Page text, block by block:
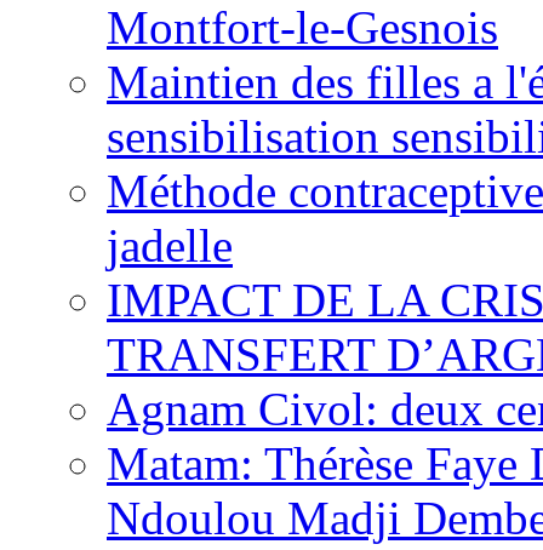
Montfort-le-Gesnois
Maintien des filles a
sensibilisation
Méthode
jadelle
IMPACT DE LA
TRANSFERT
Agnam Civol: deux
Matam: Thérèse
Ndoulou Madji